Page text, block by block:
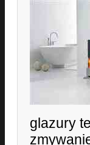
glazury